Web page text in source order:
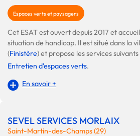
Espaces verts et paysagers
Cet ESAT est ouvert depuis 2017 et
situation de handicap. Il est situé dans la
(Finistère) et propose les services suivants
Entretien d'espaces verts.
En savoir +
SEVEL SERVICES MORLAIX
Saint-Martin-des-Champs (29)